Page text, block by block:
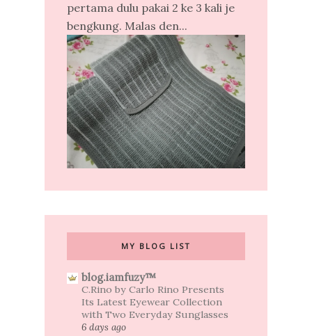
pertama dulu pakai 2 ke 3 kali je
bengkung. Malas den...
MY BLOG LIST
blog.iamfuzy™
C.Rino by Carlo Rino Presents
Its Latest Eyewear Collection
with Two Everyday Sunglasses
6 days ago